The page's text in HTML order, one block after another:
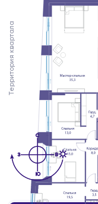
Территория квартала